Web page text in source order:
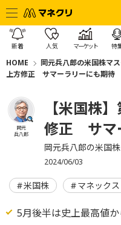
新着 人気 マーケット 特
HOME 岡元兵八郎の米国株マ
上方修正 サマーラリーにも期待
岡元
兵八郎
【米国株
修正 サマ
岡元兵八郎の米国
2024/06/03
米国株 マネックス
5月後半は史上最高値